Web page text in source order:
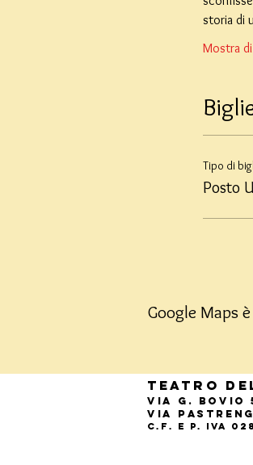
storia di
Mostra
Tipo di
Posto
Google Maps
Teatro
Via G.
Via
C.F. e P. Iva